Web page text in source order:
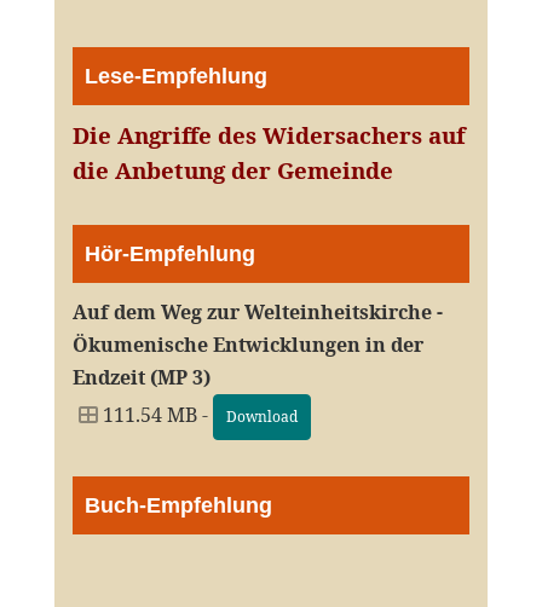
Lese-Empfehlung
Die Angriffe des Widersachers auf
die Anbetung der Gemeinde
Hör-Empfehlung
Auf dem Weg zur Welteinheitskirche -
Ökumenische Entwicklungen in der
Endzeit (MP 3)
111.54 MB -
Download
Buch-Empfehlung